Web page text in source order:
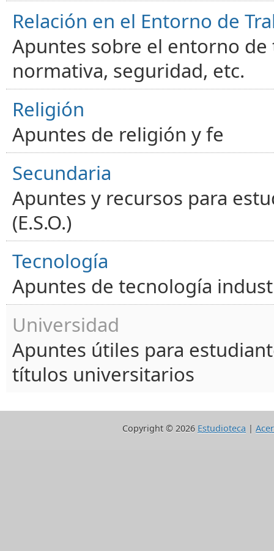
Relación en el Entorno de
Apuntes sobre el entorno
normativa, seguridad, etc.
Religión
Apuntes de religión y fe
Secundaria
Apuntes y recursos para
(E.S.O.)
Tecnología
Apuntes de tecnología
Universidad
Apuntes útiles para
títulos universitarios
Copyright © 2026 Estudioteca |